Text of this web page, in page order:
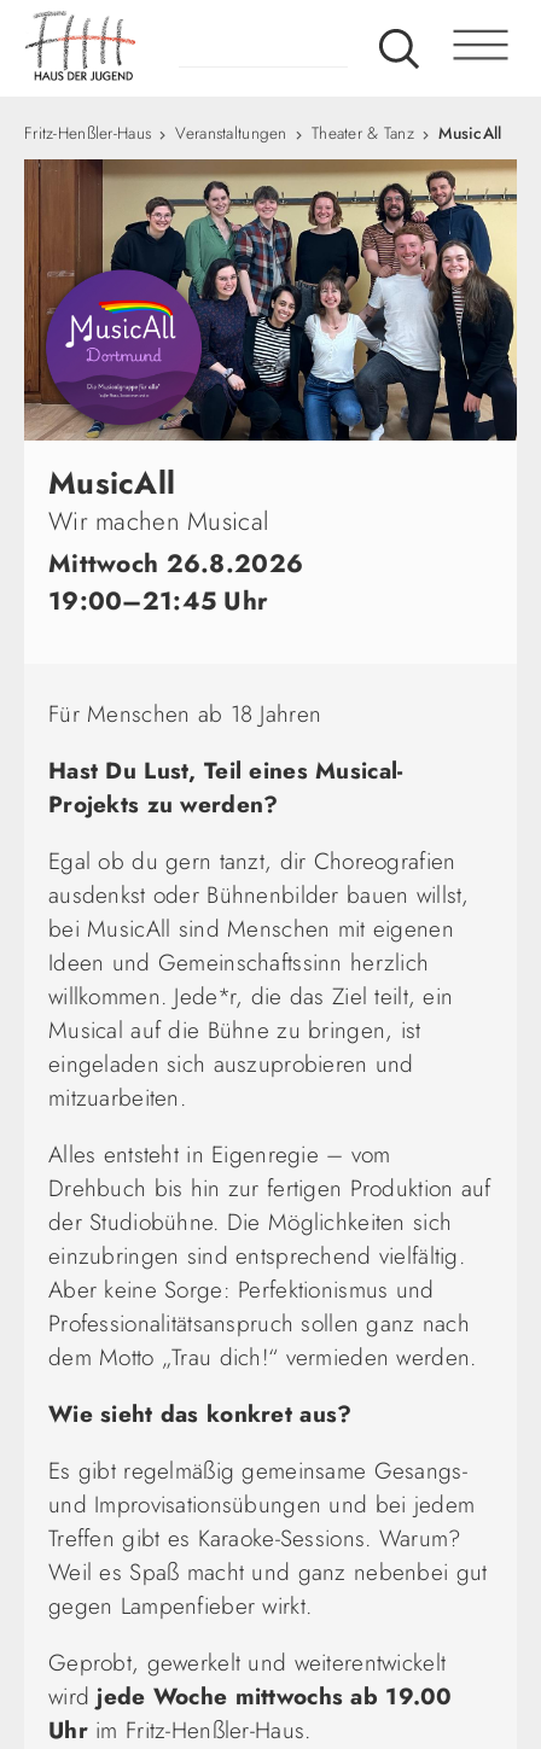
Fritz-Henßler-Haus Veranstaltungen Theater & Tanz MusicAll
MusicAll
Wir machen Musical
Mittwoch 26.8.2026
19:00–21:45 Uhr
Für Menschen ab 18 Jahren
Hast Du Lust, Teil eines Musical-
Projekts zu werden?
Egal ob du gern tanzt, dir Choreografien
ausdenkst oder Bühnenbilder bauen willst,
bei MusicAll sind Menschen mit eigenen
Ideen und Gemeinschaftssinn herzlich
willkommen. Jede*r, die das Ziel teilt, ein
Musical auf die Bühne zu bringen, ist
eingeladen sich auszuprobieren und
mitzuarbeiten.
Alles entsteht in Eigenregie – vom
Drehbuch bis hin zur fertigen Produktion auf
der Studiobühne. Die Möglichkeiten sich
einzubringen sind entsprechend vielfältig.
Aber keine Sorge: Perfektionismus und
Professionalitätsanspruch sollen ganz nach
dem Motto „Trau dich!“ vermieden werden.
Wie sieht das konkret aus?
Es gibt regelmäßig gemeinsame Gesangs-
und Improvisationsübungen und bei jedem
Treffen gibt es Karaoke-Sessions. Warum?
Weil es Spaß macht und ganz nebenbei gut
gegen Lampenfieber wirkt.
Geprobt, gewerkelt und weiterentwickelt
wird jede Woche mittwochs ab 19.00
Uhrim Fritz-Henßler-Haus.